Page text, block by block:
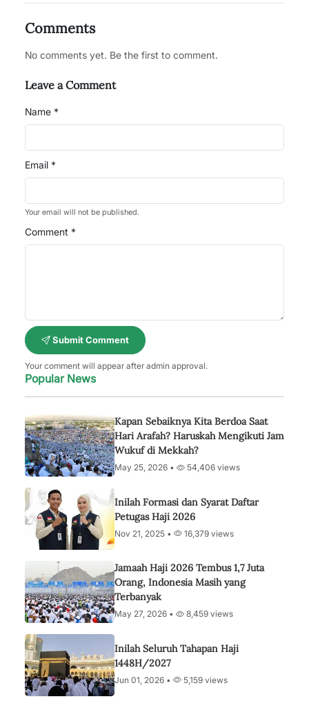
Comments
No comments yet. Be the first to comment.
Leave a Comment
Name *
Email *
Your email will not be published.
Comment *
Submit Comment
Your comment will appear after admin approval.
Popular News
Kapan Sebaiknya Kita Berdoa Saat
Hari Arafah? Haruskah Mengikuti Jam
Wukuf di Mekkah?
May 25, 2026 • 54,406 views
Inilah Formasi dan Syarat Daftar
Petugas Haji 2026
Nov 21, 2025 • 16,379 views
Jamaah Haji 2026 Tembus 1,7 Juta
Orang, Indonesia Masih yang
Terbanyak
May 27, 2026 • 8,459 views
Inilah Seluruh Tahapan Haji
1448H/2027
Jun 01, 2026 • 5,159 views